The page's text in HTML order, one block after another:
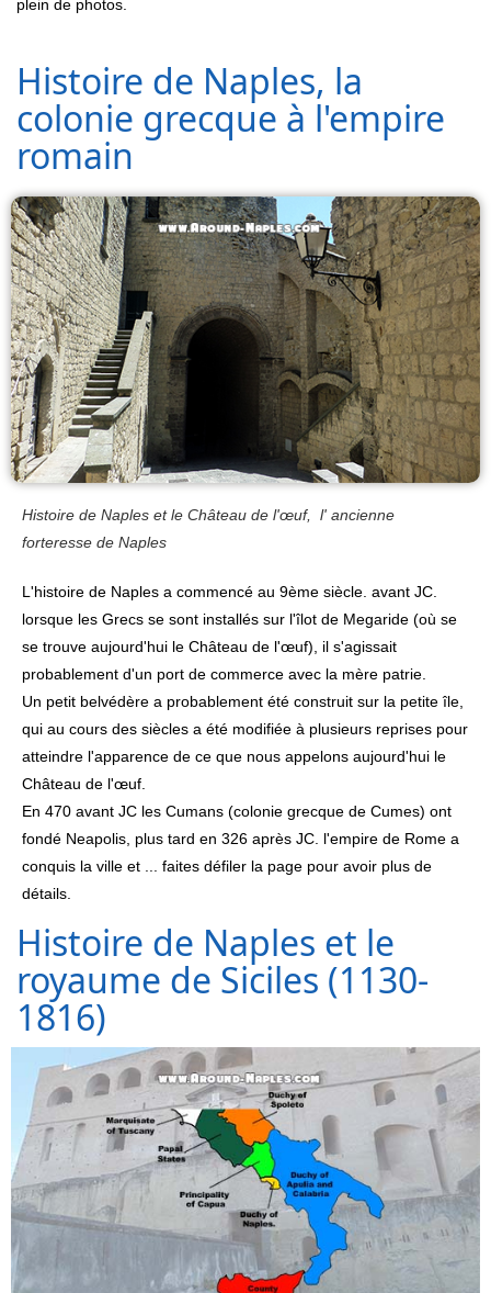
plein de photos.
Histoire de Naples, la
colonie grecque à l'empire
romain
Histoire de Naples et le Château de l'œuf, l' ancienne
forteresse de Naples
L'histoire de Naples a commencé au 9ème siècle. avant JC.
lorsque les Grecs se sont installés sur l'îlot de Megaride (où se
se trouve aujourd'hui le Château de l'œuf), il s'agissait
probablement d'un port de commerce avec la mère patrie.
Un petit belvédère a probablement été construit sur la petite île,
qui au cours des siècles a été modifiée à plusieurs reprises pour
atteindre l'apparence de ce que nous appelons aujourd'hui le
Château de l'œuf.
En 470 avant JC les Cumans (colonie grecque de Cumes) ont
fondé Neapolis, plus tard en 326 après JC. l'empire de Rome a
conquis la ville et ... faites défiler la page pour avoir plus de
détails.
Histoire de Naples et le
royaume de Siciles (1130-
1816)